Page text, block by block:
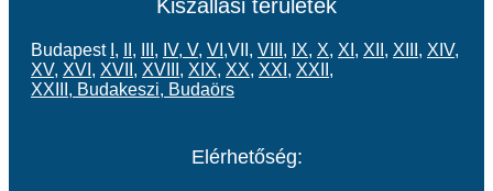
Kiszállási területek
Budapest , , , IV, V, VI ,VII, VIII , IX, X, XI , XII , XIII , XIV,
XV, XVI , XVII , XVIII , XIX, XX, XXI , XXII ,
XXIII , Budakeszi, Budaörs
Elérhetőség: